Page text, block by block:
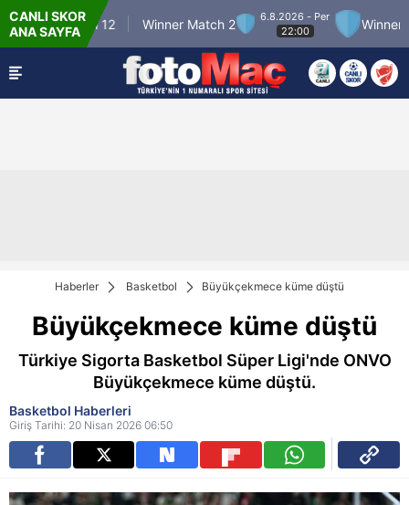
CANLI SKOR
ANA SAYFA
Match 12 Winner Match 2
6.8.2026 - Per
22:00
Winner
Haberler Basketbol Büyükçekmece küme düştü
Büyükçekmece küme düştü
Türkiye Sigorta Basketbol Süper Ligi'nde ONVO
Büyükçekmece küme düştü.
Basketbol Haberleri
Giriş Tarihi: 20 Nisan 2026 06:50